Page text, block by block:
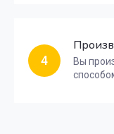
4
Вы